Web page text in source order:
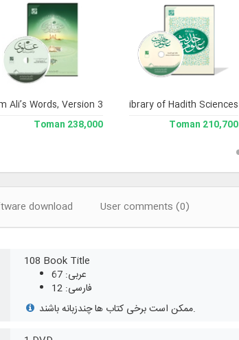
Library of Hadith Sciences
210,700 Toman
Ali’s Words, Version 3
238,000 Toman
download User comments (0)
108 Book Title
عربی: 67
فارسی: 12
ممکن است برخی کتاب ها چندزبانه باشند.